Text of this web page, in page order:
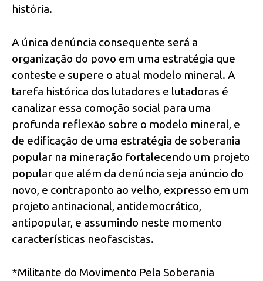
história.
A única denúncia consequente será a
organização do povo em uma estratégia que
conteste e supere o atual modelo mineral. A
tarefa histórica dos lutadores e lutadoras é
canalizar essa comoção social para uma
profunda reflexão sobre o modelo mineral, e
de edificação de uma estratégia de soberania
popular na mineração fortalecendo um projeto
popular que além da denúncia seja anúncio do
novo, e contraponto ao velho, expresso em um
projeto antinacional, antidemocrático,
antipopular, e assumindo neste momento
características neofascistas.
*Militante do Movimento Pela Soberania